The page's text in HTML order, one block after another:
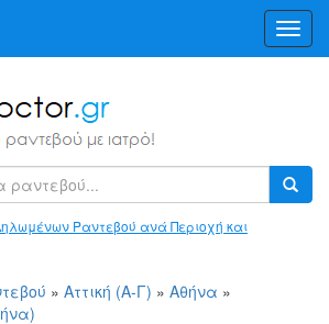
Ραντεβού ανά Περιοχή και
» Αττική (Α-Γ) » Αθήνα »